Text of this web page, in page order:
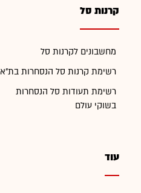
קרנות סל
מחשבונים לקרנות סל
רשימת קרנות סל הנסחרות בת"א
רשימת תעודות סל הנסחרות
בשוקי עולם
עוד